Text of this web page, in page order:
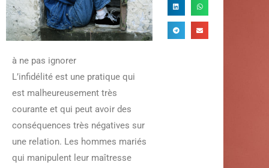
à ne pas ignorer
L’infidélité est une pratique qui
est malheureusement très
courante et qui peut avoir des
conséquences très négatives sur
une relation. Les hommes mariés
qui manipulent leur maîtresse